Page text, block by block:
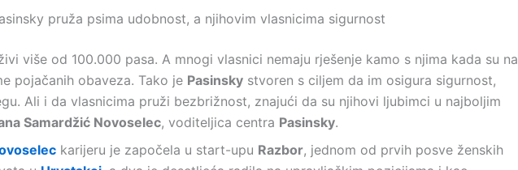
pruža psima udobnost, a njihovim vlasnicima sigurnost
više od 100.000 pasa. A mnogi vlasnici nemaju rješenje kamo s njima kada su na
pojačanih obaveza. Tako je Pasinsky stvoren s ciljem da im osigura sigurnost,
Ali i da vlasnicima pruži bezbrižnost, znajući da su njihovi ljubimci u najboljim
Samardžić Novoselec, voditeljica centra Pasinsky.
karijeru je započela u start-upu Razbor, jednom od prvih posve ženskih